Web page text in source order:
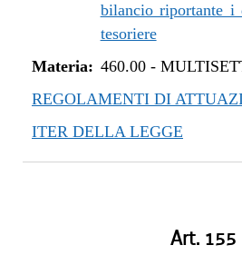
bilancio riportante i
tesoriere
Materia: 460.00-
REGOLAMENTI DI
ITER DELLA LEGGE
Art. 155